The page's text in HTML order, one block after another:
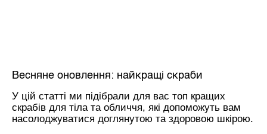
Весняне оновлення: найкращі скраби
У цій статті ми підібрали для вас топ кращих
скрабів для тіла та обличчя, які допоможуть вам
насолоджуватися доглянутою та здоровою шкірою.